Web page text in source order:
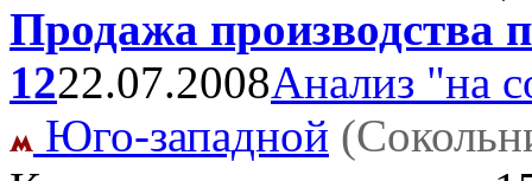
Продажа производства
1222.07.2008Анализ "на
Юго-западной